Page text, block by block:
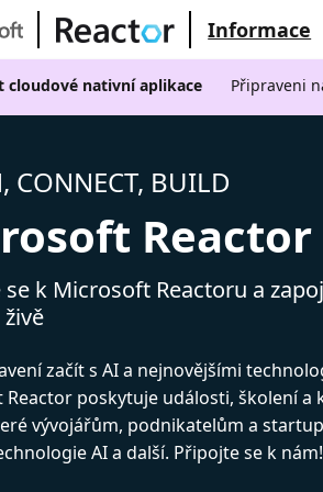
Informace
cloudové nativní aplikace Připraveni
CONNECT, BUILD
Reactor
se k Microsoft Reactoru a
začít s AI a nejnovějšími
poskytuje události, školení a
vývojářům, podnikatelům a
AI a další. Připojte se k nám!